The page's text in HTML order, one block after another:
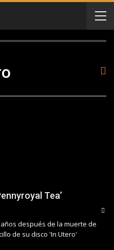
Tea’
después de la muerte de
de su disco 'In Utero'